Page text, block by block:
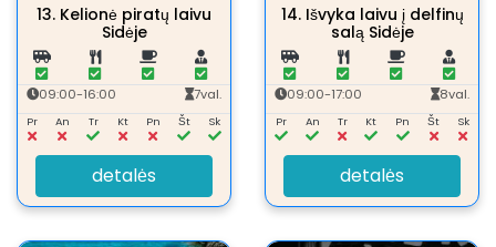
13. Kelionė piratų laivu
Sidėje
09:00-16:00 7val.
Pr An Tr Kt Pn Št Sk
detalės
14. Išvyka laivu į delfinų
salą Sidėje
09:00-17:00 8val.
Pr An Tr Kt Pn Št Sk
detalės